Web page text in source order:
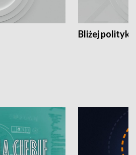
Bliżej polityki